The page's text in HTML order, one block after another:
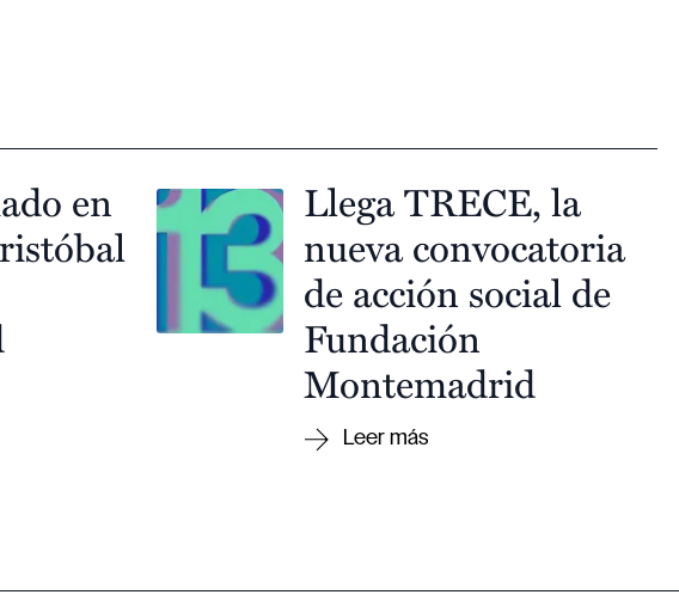
en
Llega TRECE, la
nueva convocatoria
de acción social de
Fundación
Montemadrid